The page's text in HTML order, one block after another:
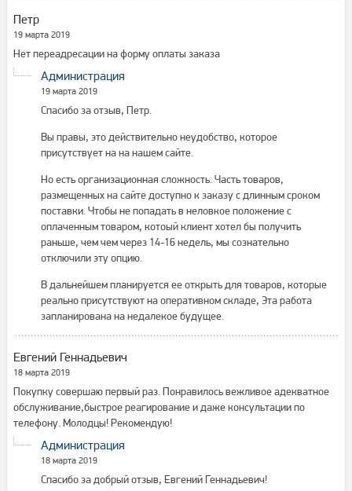
Петр
19 марта 2019
Нет переадресации на форму оплаты заказа
Администрация
19 марта 2019
Спасибо за отзыв, Петр.
Вы правы, это действительно неудобство, которое
присутствует на на нашем сайте.
Но есть организационная сложность. Часть товаров,
размещенных на сайте доступно к заказу с длинным сроком
поставки. Чтобы не попадать в неловкое положение с
оплаченным товаром, котоый клиент хотел бы получить
раньше, чем чем через 14-16 недель, мы сознательно
отключили эту опцию.
В дальнейшем планируется ее открыть для товаров, которые
реально присутствуют на оперативном складе, Эта работа
запланирована на недалекое будущее.
Евгений Геннадьевич
18 марта 2019
Покупку совершаю первый раз. Понравилось вежливое адекватное
обслуживание,быстрое реагирование и даже консультации по
телефону. Молодцы! Рекомендую!
Администрация
18 марта 2019
Спасибо за добрый отзыв, Евгений Геннадьевич!